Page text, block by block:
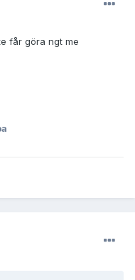
får göra ngt me